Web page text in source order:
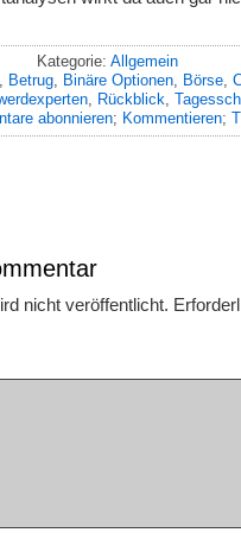
Kategorie: Allgemein
Betrug Binäre Optionen Börse
, Rückblick
abonnieren; Kommentieren;
nicht veröffentlicht.